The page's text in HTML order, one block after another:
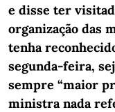
e disse ter
organização das
tenha
segunda-feira,
sempre “maior
ministra nada